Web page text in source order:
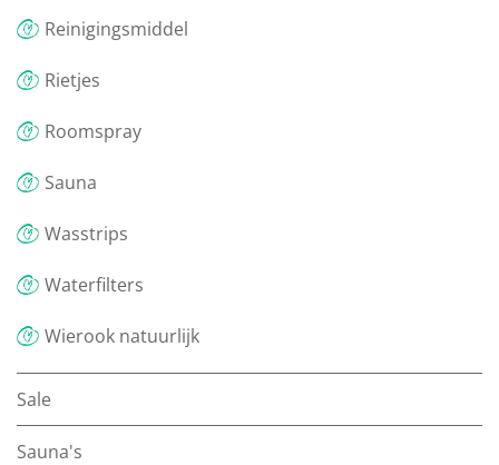
Reinigingsmiddel
Rietjes
Roomspray
Sauna
Wasstrips
Waterfilters
Wierook natuurlijk
Sale
Sauna's